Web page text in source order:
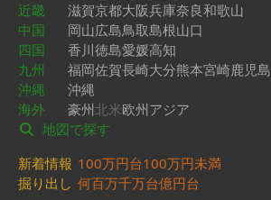
近畿
滋賀京都大阪兵庫奈良和歌山
中国
岡山広島鳥取島根山口
四国
香川徳島愛媛高知
九州
福岡佐賀長崎大分熊本宮崎鹿児島
沖縄
沖縄
海外
豪州北米欧州アジア
地図で探す
新着情報 100万円台100万円未満
掘り出し 何百万千万台億円台